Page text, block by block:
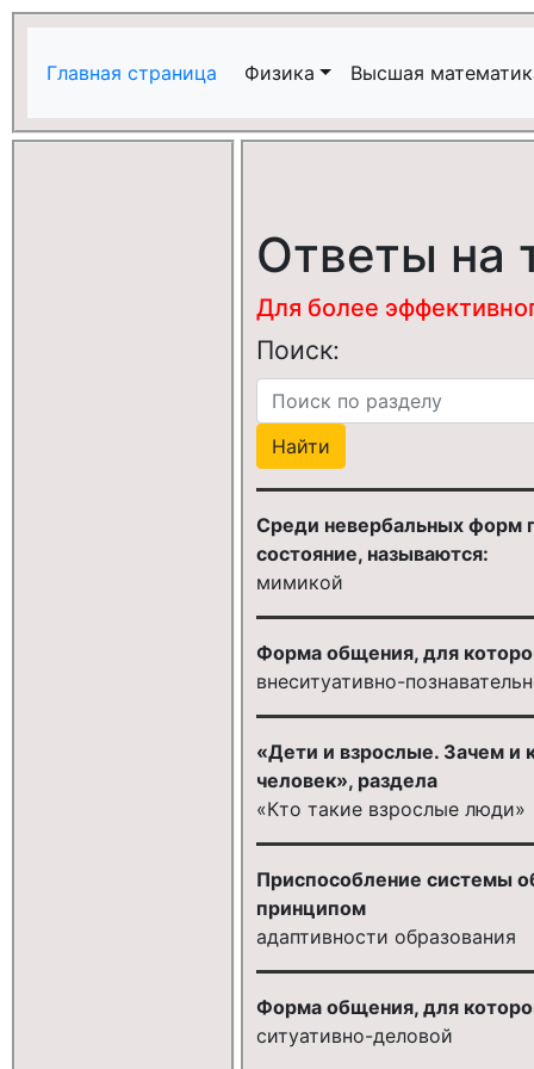
Главная страница Физика Высшая
Ответы на
Для более
Поиск:
Среди невербальных форм
состояние, называются:
мимикой
Форма общения, для
внеситуативно-
«Дети и взрослые. Зачем и
человек», раздела
«Кто такие взрослые люди»
Приспособление системы
принципом
адаптивности образования
Форма общения, для
ситуативно-деловой